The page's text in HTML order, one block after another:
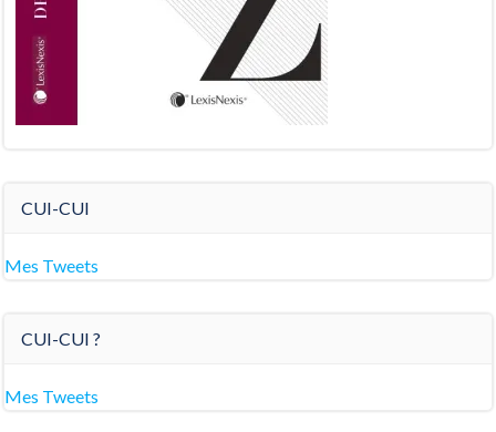
CUI-CUI
Mes Tweets
CUI-CUI ?
Mes Tweets